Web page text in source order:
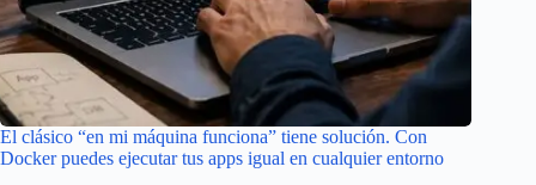
El clásico “en mi máquina funciona” tiene solución. Con
Docker puedes ejecutar tus apps igual en cualquier entorno